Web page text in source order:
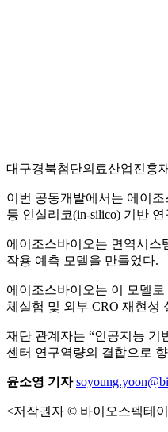
대구경북첨단의료산업진흥
이번 공동개발에서는 에이
등 인실리코(in-silico) 기반
에이조스바이오는 면역시스
작용 예측 모델을 만들었다.
에이조스바이오는 이 모델
체실험 및 외부 CRO 재현성
재단 관계자는 “인공지능 기
센터 연구역량의 결합으로
윤소영 기자
<저작권자 © 바이오스펙테